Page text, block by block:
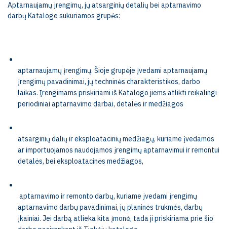
Aptarnaujamų įrengimų, jų atsarginių detalių bei aptarnavimo
darbų Kataloge sukuriamos grupės:
aptarnaujamų įrengimų. Šioje grupėje įvedami aptarnaujamų
įrengimų pavadinimai, jų techninės charakteristikos, darbo
laikas. Įrengimams priskiriami iš Katalogo jiems atlikti reikalingi
periodiniai aptarnavimo darbai, detalės ir medžiagos
atsarginių dalių ir eksploatacinių medžiagų, kuriame įvedamos
ar importuojamos naudojamos įrengimų aptarnavimui ir remontui
detalės, bei eksploatacinės medžiagos,
aptarnavimo ir remonto darbų, kuriame įvedami įrengimų
aptarnavimo darbų pavadinimai, jų planinės trukmės, darbų
įkainiai. Jei darbą atlieka kita įmonė, tada ji priskiriama prie šio